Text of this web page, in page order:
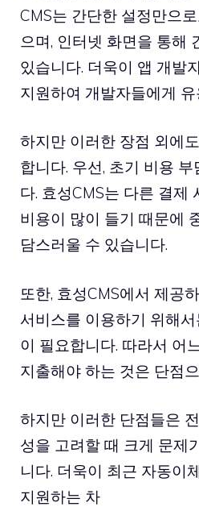
CMS는 간단한 설정만으
으며, 인터넷 화면을 통해
있습니다. 더욱이 앱 개발
지원하여 개발자들에게 유
하지만 이러한 장점 외에
합니다. 우선, 초기 비용
다. 효성CMS는 다른 결제
비용이 많이 들기 때문에
담스러울 수 있습니다.
또한, 효성CMS에서 제공
서비스를 이용하기 위해
이 필요합니다. 따라서 어
지출해야 하는 것은 단점
하지만 이러한 단점들은
성을 고려할 때 크게 문제
니다. 더욱이 최근 자동이
지원하는 차